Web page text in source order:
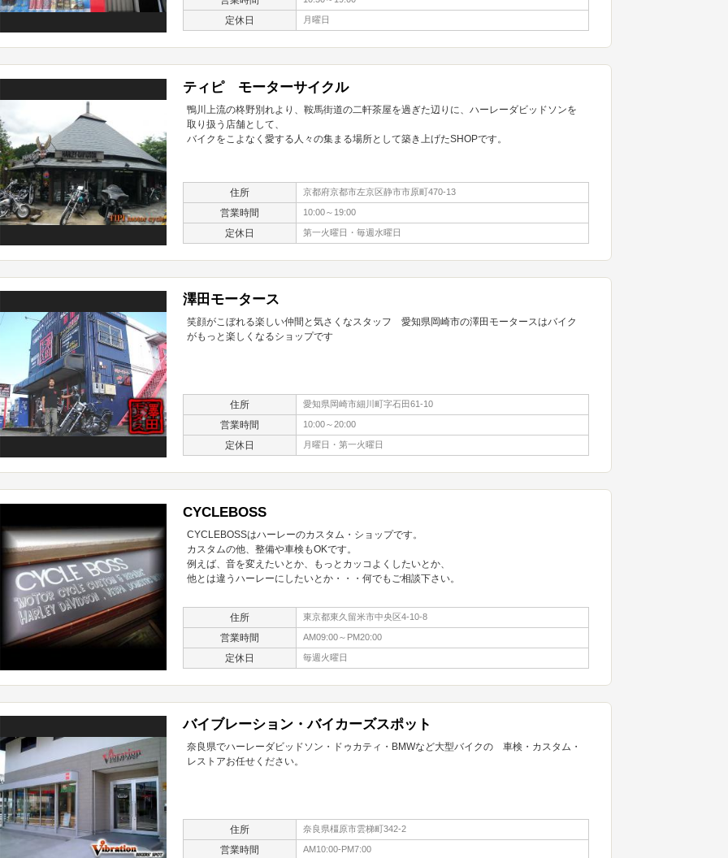
定休日 月曜日
ティピ モーターサイクル
鴨川上流の柊野別れより、鞍馬街道の二軒茶屋を過ぎた辺りに、ハーレーダビッドソンを
取り扱う店舗として、
バイクをこよなく愛する人々の集まる場所として築き上げたSHOPです。
住所 京都府京都市左京区静市市原町470-13
営業時間 10:00～19:00
定休日 第一火曜日・毎週水曜日
澤田モータース
笑顔がこぼれる楽しい仲間と気さくなスタッフ 愛知県岡崎市の澤田モータースはバイク
がもっと楽しくなるショップです
住所 愛知県岡崎市細川町字石田61-10
営業時間 10:00～20:00
定休日 月曜日・第一火曜日
CYCLEBOSS
CYCLEBOSSはハーレーのカスタム・ショップです。
カスタムの他、整備や車検もOKです。
例えば、音を変えたいとか、もっとカッコよくしたいとか、
他とは違うハーレーにしたいとか・・・何でもご相談下さい。
住所 東京都東久留米市中央区4-10-8
営業時間 AM09:00～PM20:00
定休日 毎週火曜日
バイブレーション・バイカーズスポット
奈良県でハーレーダビッドソン・ドゥカティ・BMWなど大型バイクの 車検・カスタム・
レストアお任せください。
住所 奈良県橿原市雲梯町342-2
営業時間 AM10:00-PM7:00